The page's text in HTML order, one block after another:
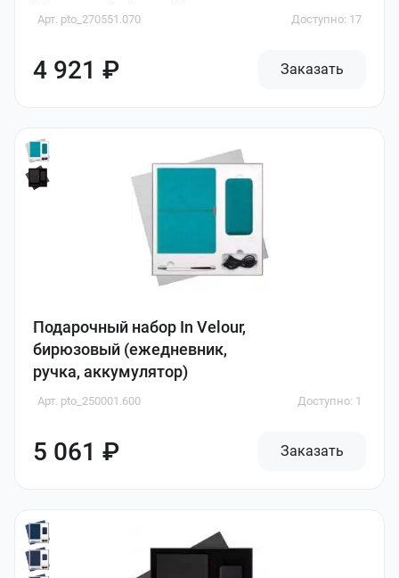
Арт. pto_270551.070 Доступно: 17
4 921 ₽ Заказать
Подарочный набор In Velour,
бирюзовый (ежедневник,
ручка, аккумулятор)
Арт. pto_250001.600 Доступно: 1
5 061 ₽ Заказать